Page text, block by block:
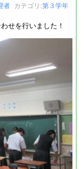
者 カテゴリ:第３学年
せを行いました！